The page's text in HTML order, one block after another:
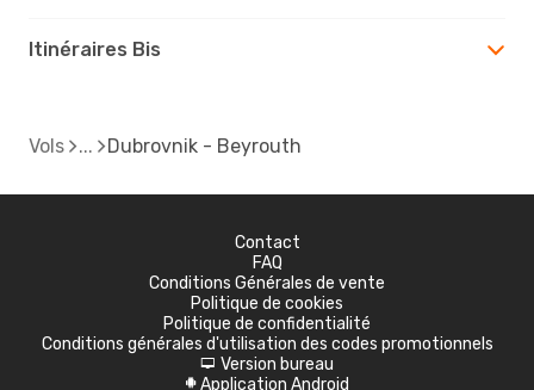
Itinéraires Bis
Vols Dubrovnik - Beyrouth
Contact
FAQ
Conditions Générales de vente
Politique de cookies
Politique de confidentialité
Conditions générales d'utilisation des codes promotionnels
d Version bureau
A Application Android